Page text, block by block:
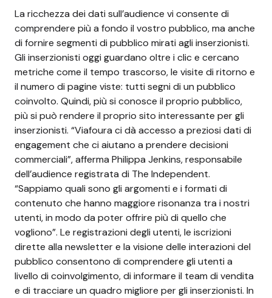
La ricchezza dei dati sull’audience vi consente di
comprendere più a fondo il vostro pubblico, ma anche
di fornire segmenti di pubblico mirati agli inserzionisti.
Gli inserzionisti oggi guardano oltre i clic e cercano
metriche come il tempo trascorso, le visite di ritorno e
il numero di pagine viste: tutti segni di un pubblico
coinvolto. Quindi, più si conosce il proprio pubblico,
più si può rendere il proprio sito interessante per gli
inserzionisti. “Viafoura ci dà accesso a preziosi dati di
engagement che ci aiutano a prendere decisioni
commerciali”, afferma Philippa Jenkins, responsabile
dell’audience registrata di The Independent.
“Sappiamo quali sono gli argomenti e i formati di
contenuto che hanno maggiore risonanza tra i nostri
utenti, in modo da poter offrire più di quello che
vogliono”. Le registrazioni degli utenti, le iscrizioni
dirette alla newsletter e la visione delle interazioni del
pubblico consentono di comprendere gli utenti a
livello di coinvolgimento, di informare il team di vendita
e di tracciare un quadro migliore per gli inserzionisti. In